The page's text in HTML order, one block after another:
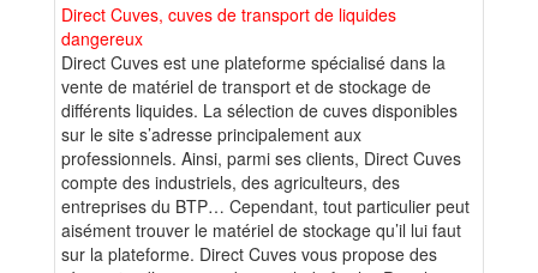
Direct Cuves, cuves de transport de liquides
dangereux
Direct Cuves est une plateforme spécialisé dans la
vente de matériel de transport et de stockage de
différents liquides. La sélection de cuves disponibles
sur le site s’adresse principalement aux
professionnels. Ainsi, parmi ses clients, Direct Cuves
compte des industriels, des agriculteurs, des
entreprises du BTP… Cependant, tout particulier peut
aisément trouver le matériel de stockage qu’il lui faut
sur la plateforme. Direct Cuves vous propose des